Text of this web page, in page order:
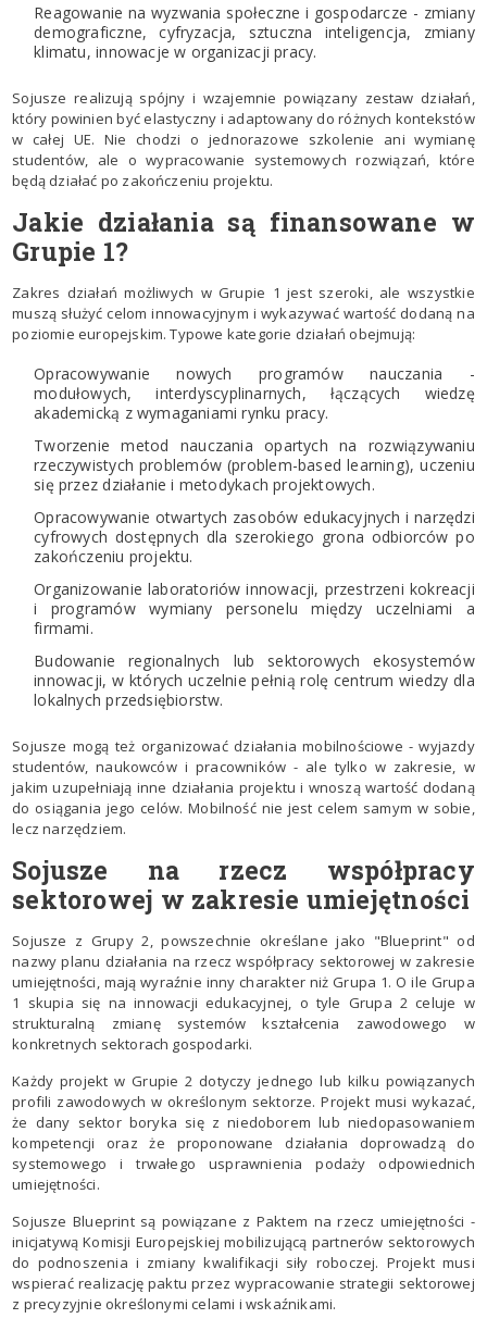
Reagowanie na wyzwania społeczne i gospodarcze - zmiany
demograficzne, cyfryzacja, sztuczna inteligencja, zmiany
klimatu, innowacje w organizacji pracy.
Sojusze realizują spójny i wzajemnie powiązany zestaw działań,
który powinien być elastyczny i adaptowany do różnych kontekstów
w całej UE. Nie chodzi o jednorazowe szkolenie ani wymianę
studentów, ale o wypracowanie systemowych rozwiązań, które
będą działać po zakończeniu projektu.
Jakie działania są finansowane w
Grupie 1?
Zakres działań możliwych w Grupie 1 jest szeroki, ale wszystkie
muszą służyć celom innowacyjnym i wykazywać wartość dodaną na
poziomie europejskim. Typowe kategorie działań obejmują:
Opracowywanie nowych programów nauczania -
modułowych, interdyscyplinarnych, łączących wiedzę
akademicką z wymaganiami rynku pracy.
Tworzenie metod nauczania opartych na rozwiązywaniu
rzeczywistych problemów (problem-based learning), uczeniu
się przez działanie i metodykach projektowych.
Opracowywanie otwartych zasobów edukacyjnych i narzędzi
cyfrowych dostępnych dla szerokiego grona odbiorców po
zakończeniu projektu.
Organizowanie laboratoriów innowacji, przestrzeni kokreacji
i programów wymiany personelu między uczelniami a
firmami.
Budowanie regionalnych lub sektorowych ekosystemów
innowacji, w których uczelnie pełnią rolę centrum wiedzy dla
lokalnych przedsiębiorstw.
Sojusze mogą też organizować działania mobilnościowe - wyjazdy
studentów, naukowców i pracowników - ale tylko w zakresie, w
jakim uzupełniają inne działania projektu i wnoszą wartość dodaną
do osiągania jego celów. Mobilność nie jest celem samym w sobie,
lecz narzędziem.
Sojusze na rzecz współpracy
sektorowej w zakresie umiejętności
Sojusze z Grupy 2, powszechnie określane jako "Blueprint" od
nazwy planu działania na rzecz współpracy sektorowej w zakresie
umiejętności, mają wyraźnie inny charakter niż Grupa 1. O ile Grupa
1 skupia się na innowacji edukacyjnej, o tyle Grupa 2 celuje w
strukturalną zmianę systemów kształcenia zawodowego w
konkretnych sektorach gospodarki.
Każdy projekt w Grupie 2 dotyczy jednego lub kilku powiązanych
profili zawodowych w określonym sektorze. Projekt musi wykazać,
że dany sektor boryka się z niedoborem lub niedopasowaniem
kompetencji oraz że proponowane działania doprowadzą do
systemowego i trwałego usprawnienia podaży odpowiednich
umiejętności.
Sojusze Blueprint są powiązane z Paktem na rzecz umiejętności -
inicjatywą Komisji Europejskiej mobilizującą partnerów sektorowych
do podnoszenia i zmiany kwalifikacji siły roboczej. Projekt musi
wspierać realizację paktu przez wypracowanie strategii sektorowej
z precyzyjnie określonymi celami i wskaźnikami.